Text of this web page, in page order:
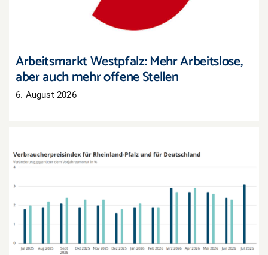
Arbeitsmarkt Westpfalz: Mehr Arbeitslose,
aber auch mehr offene Stellen
6. August 2026
Inflation in Rheinland-Pfalz zieht im Juli deutlich